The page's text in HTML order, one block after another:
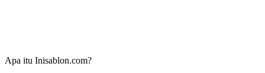
Apa itu Inisablon.com?